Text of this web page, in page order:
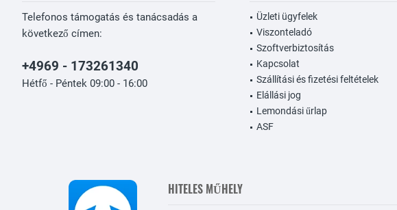
Telefonos támogatás és tanácsadás a
következő címen:
+4969 - 173261340
Hétfő - Péntek 09:00 - 16:00
Üzleti ügyfelek
Viszonteladó
Szoftverbiztosítás
Kapcsolat
Szállítási és fizetési feltételek
Elállási jog
Lemondási űrlap
ASF
HITELES MŰHELY